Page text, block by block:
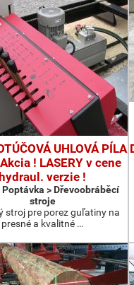
UHLOVÁ PÍLA
! LASERY v cene
hydraul. verzie !
Poptávka > Dřevoobráběcí
stroje
stroj pre porez guľatiny na
presné a kvalitné …